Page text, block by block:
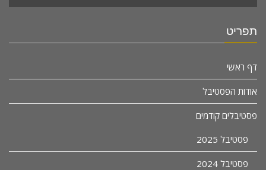
תפריט
דף ראשי
אודות הפסטיבל
פסטיבלים קודמים
פסטיבל 2025
פסטיבל 2024